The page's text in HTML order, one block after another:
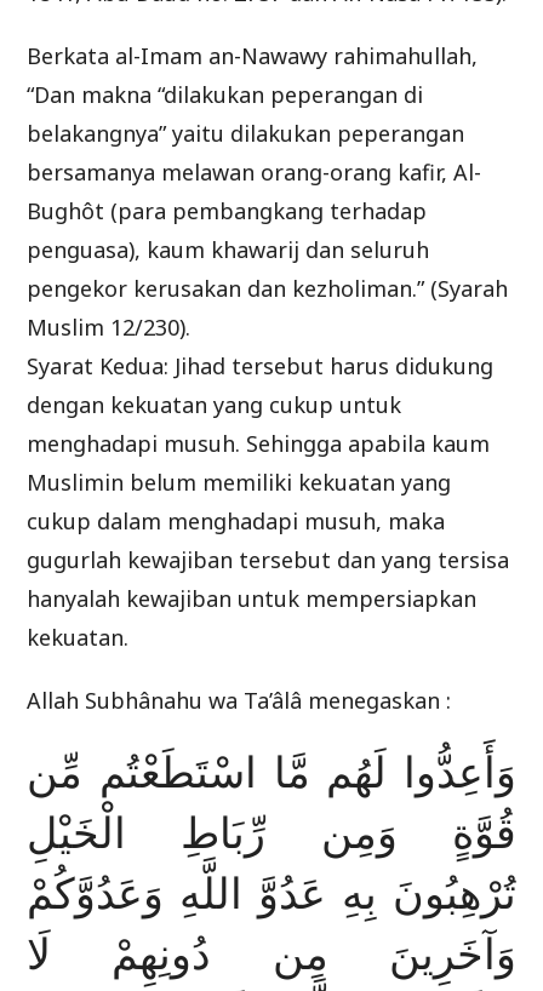
Berkata al-Imam an-Nawawy rahimahullah,
“Dan makna “dilakukan peperangan di
belakangnya” yaitu dilakukan peperangan
bersamanya melawan orang-orang kafir, Al-
Bughôt (para pembangkang terhadap
penguasa), kaum khawarij dan seluruh
pengekor kerusakan dan kezholiman.” (Syarah
Muslim 12/230).
Syarat Kedua: Jihad tersebut harus didukung
dengan kekuatan yang cukup untuk
menghadapi musuh. Sehingga apabila kaum
Muslimin belum memiliki kekuatan yang
cukup dalam menghadapi musuh, maka
gugurlah kewajiban tersebut dan yang tersisa
hanyalah kewajiban untuk mempersiapkan
kekuatan.
Allah Subhânahu wa Ta’âlâ menegaskan :
وَأَعِدُّوا لَهُم مَّا اسْتَطَعْتُم مِّن
قُوَّةٍ وَمِن رِّبَاطِ الْخَيْلِ
تُرْهِبُونَ بِهِ عَدُوَّ اللَّهِ وَعَدُوَّكُمْ
وَآخَرِينَ مِن دُونِهِمْ لَا